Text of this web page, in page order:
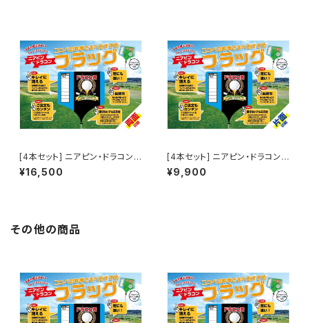
[4本セット] ニアピン・ドラコンフ
ラッグ（両面印刷）
¥16,500
[4本セット] ニアピン・ドラコンフ
ラッグ（片面印刷）
¥9,900
その他の商品